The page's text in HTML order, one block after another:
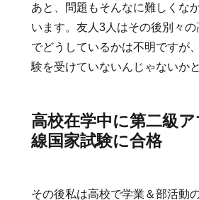
あと、問題もそんなに難しくな
います。友人3人はその後別々
でどうしているかは不明ですが
験を受けていないんじゃないか
高校在学中に第二級
線国家試験に合格
その後私は高校で学業＆部活動